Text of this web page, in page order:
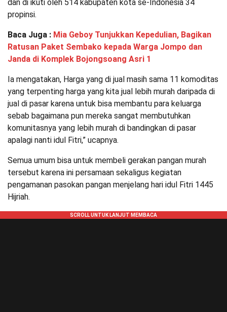
dan di ikuti oleh 514 kabupaten kota se-Indonesia 34
propinsi.
Baca Juga : Mia Geboy Tunjukkan Kepedulian, Bagikan
Ratusan Paket Sembako kepada Warga Jompo dan
Janda di Komplek Bojongsoang Asri 1
Ia mengatakan, Harga yang di jual masih sama 11 komoditas
yang terpenting harga yang kita jual lebih murah daripada di
jual di pasar karena untuk bisa membantu para keluarga
sebab bagaimana pun mereka sangat membutuhkan
komunitasnya yang lebih murah di bandingkan di pasar
apalagi nanti idul Fitri,” ucapnya.
Semua umum bisa untuk membeli gerakan pangan murah
tersebut karena ini persamaan sekaligus kegiatan
pengamanan pasokan pangan menjelang hari idul Fitri 1445
Hijriah.